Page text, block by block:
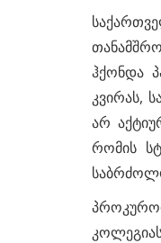
ჰქონდა
კვირას,
არ
რომის